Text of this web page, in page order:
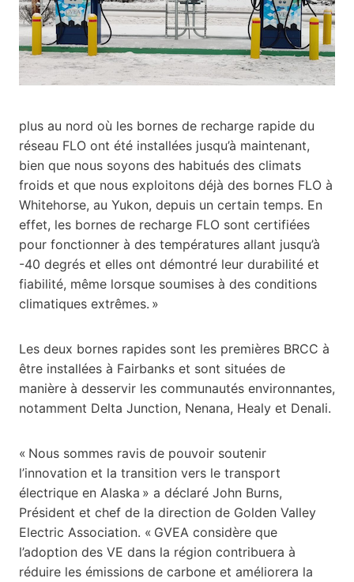
plus au nord où les bornes de recharge rapide du
réseau FLO ont été installées jusqu’à maintenant,
bien que nous soyons des habitués des climats
froids et que nous exploitons déjà des bornes FLO à
Whitehorse, au Yukon, depuis un certain temps. En
effet, les bornes de recharge FLO sont certifiées
pour fonctionner à des températures allant jusqu’à
-40 degrés et elles ont démontré leur durabilité et
fiabilité, même lorsque soumises à des conditions
climatiques extrêmes. »
Les deux bornes rapides sont les premières BRCC à
être installées à Fairbanks et sont situées de
manière à desservir les communautés environnantes,
notamment Delta Junction, Nenana, Healy et Denali.
« Nous sommes ravis de pouvoir soutenir
l’innovation et la transition vers le transport
électrique en Alaska » a déclaré John Burns,
Président et chef de la direction de Golden Valley
Electric Association. « GVEA considère que
l’adoption des VE dans la région contribuera à
réduire les émissions de carbone et améliorera la